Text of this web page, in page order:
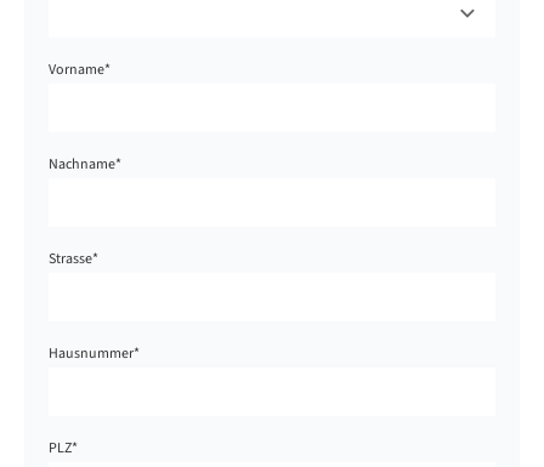
Vorname*
Nachname*
Strasse*
Hausnummer*
PLZ*